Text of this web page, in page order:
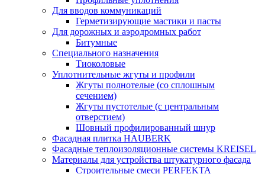
Для вводов коммуникаций
Герметизирующие мастики и пасты
Для дорожных и аэродромных работ
Битумные
Специального назначения
Тиоколовые
Уплотнительные жгуты и профили
Жгуты полнотелые (со сплошным
сечением)
Жгуты пустотелые (с центральным
отверстием)
Шовный профилированный шнур
Фасадная плитка HAUBERK
Фасадные теплоизоляционные системы KREISEL
Материалы для устройства штукатурного фасада
Строительные смеси PERFEKTA